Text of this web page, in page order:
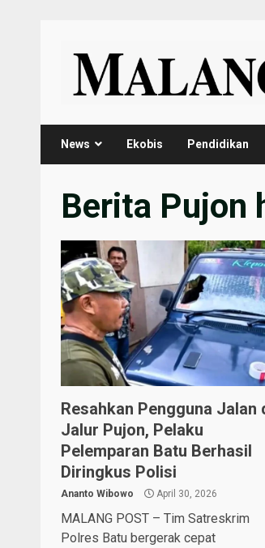
content
News Ekobis Pendidikan
Berita Pujon
Resahkan Pengguna Jalan
Jalur Pujon, Pelaku
Pelemparan Batu Berhasil
Diringkus Polisi
Ananto Wibowo April 30, 2026
MALANG POST – Tim Satreskrim
Polres Batu bergerak cepat